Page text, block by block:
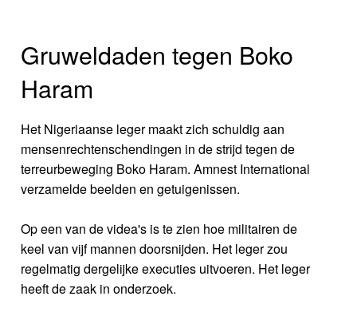
Gruweldaden tegen Boko
Haram
Het Nigeriaanse leger maakt zich schuldig aan
mensenrechtenschendingen in de strijd tegen de
terreurbeweging Boko Haram. Amnest International
verzamelde beelden en getuigenissen.
Op een van de videa's is te zien hoe militairen de
keel van vijf mannen doorsnijden. Het leger zou
regelmatig dergelijke executies uitvoeren. Het leger
heeft de zaak in onderzoek.